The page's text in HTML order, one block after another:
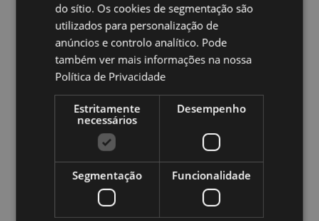
Quer saber mais acerca de comprar na Puckator?
a nossaGuia de informação para o cliente.
Caracteristicas do Produto
Altura 8.5cm Largura 10cm Profundidade 6cm
5056848200909
0.170000
Não
do sítio. Os cookies de segmentação são
utilizados para personalização de
anúncios e controlo analítico. Pode
também ver mais informações na nossa
Política de Privacidade
Estritamente
necessários
Desempenho
Segmentação Funcionalidade